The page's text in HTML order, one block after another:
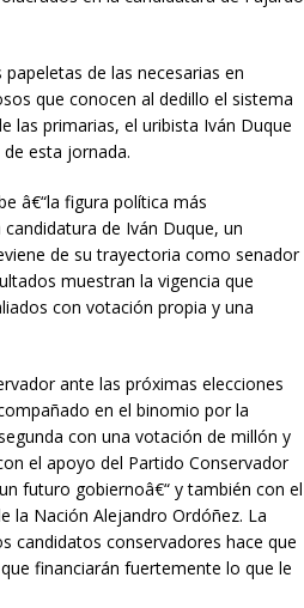
de las necesarias en
que conocen al dedillo el sistema
las primarias, el uribista Iván Duque
esta jornada.
â€“la figura política más
de Iván Duque, un
de su trayectoria como senador
muestran la vigencia que
con votación propia y una
ante las próximas elecciones
en el binomio por la
con una votación de millón y
el apoyo del Partido Conservador
futuro gobiernoâ€“ y también con el
la Nación Alejandro Ordóñez. La
candidatos conservadores hace que
financiarán fuertemente lo que le